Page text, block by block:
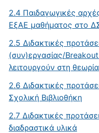
2.4 Παιδαγωγικές
ΕξΑΕ μαθήματος στο
2.5 Διδακτικές
(συν)εργασίας/Breakout
λειτουργούν στη
2.6 Διδακτικές
Σχολική Βιβλιοθήκη
2.7 Διδακτικές
διαδραστικά υλικά